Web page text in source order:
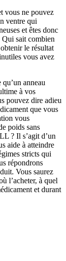
vous ne pouvez
ventre qui
et êtes donc
sait combien
le résultat
vous avez
anneau
à vos
pouvez dire adieu
que vous
vous
poids sans
? Il s’agit d’un
aide à atteindre
stricts qui
répondrons
Vous saurez
l’acheter, à quel
et durant